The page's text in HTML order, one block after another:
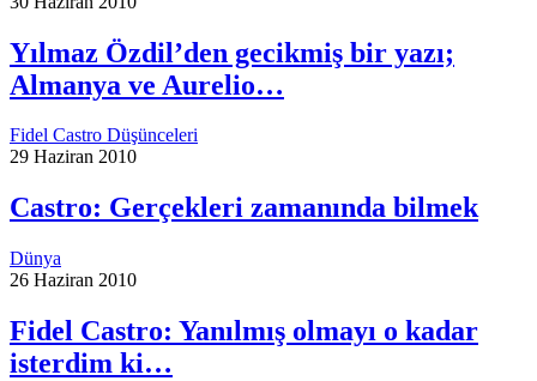
Yılmaz Özdil’den gecikmiş bir yazı;
Almanya ve Aurelio…
Fidel Castro Düşünceleri
29 Haziran 2010
Castro: Gerçekleri zamanında bilmek
Dünya
26 Haziran 2010
Fidel Castro: Yanılmış olmayı o kadar
isterdim ki…